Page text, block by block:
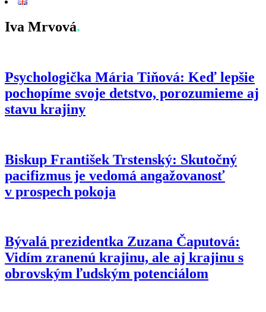
Iva Mrvová.
Psychologička Mária Tiňová: Keď lepšie
pochopíme svoje detstvo, porozumieme aj
stavu krajiny
Biskup František Trstenský: Skutočný
pacifizmus je vedomá angažovanosť
v prospech pokoja
Bývalá prezidentka Zuzana Čaputová:
Vidím zranenú krajinu, ale aj krajinu s
obrovským ľudským potenciálom